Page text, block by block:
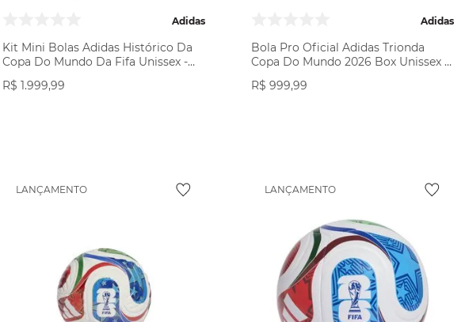
Adidas
Kit Mini Bolas Adidas Histórico Da
Copa Do Mundo Da Fifa Unissex -
Branco
R$ 1.999,99
Adidas
Bola Pro Oficial Adidas Trionda
Copa Do Mundo 2026 Box Unissex -
Branca/Azul
R$ 999,99
LANÇAMENTO LANÇAMENTO